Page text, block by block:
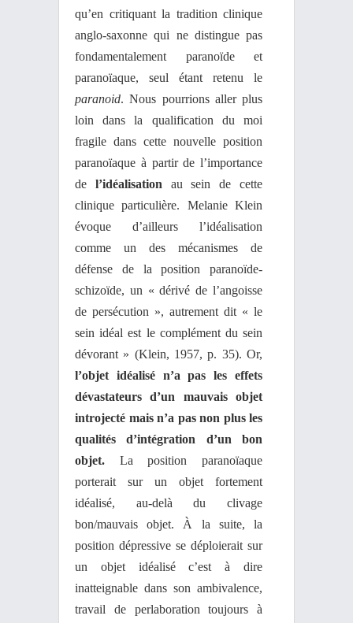
qu’en critiquant la tradition clinique
anglo-saxonne qui ne distingue pas
fondamentalement paranoïde et
paranoïaque, seul étant retenu le
paranoid. Nous pourrions aller plus
loin dans la qualification du moi
fragile dans cette nouvelle position
paranoïaque à partir de l’importance
de l’idéalisation au sein de cette
clinique particulière. Melanie Klein
évoque d’ailleurs l’idéalisation
comme un des mécanismes de
défense de la position paranoïde-
schizoïde, un « dérivé de l’angoisse
de persécution », autrement dit « le
sein idéal est le complément du sein
dévorant » (Klein, 1957, p. 35). Or,
l’objet idéalisé n’a pas les effets
dévastateurs d’un mauvais objet
introjecté mais n’a pas non plus les
qualités d’intégration d’un bon
objet. La position paranoïaque
porterait sur un objet fortement
idéalisé, au-delà du clivage
bon/mauvais objet. À la suite, la
position dépressive se déploierait sur
un objet idéalisé c’est à dire
inatteignable dans son ambivalence,
travail de perlaboration toujours à